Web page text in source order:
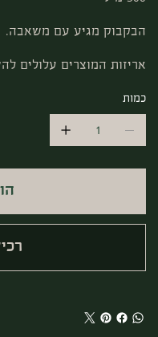
הבקבוק מגיע עם משאבה.
אריזות המוצרים עלולים
כמות